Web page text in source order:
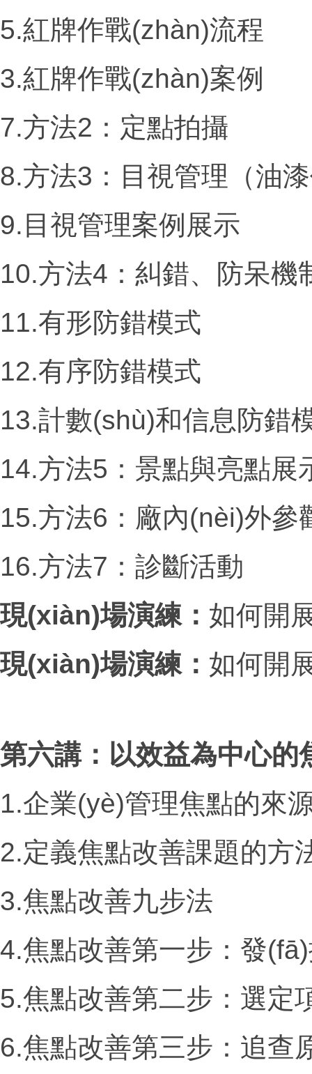
5.紅牌作戰(zhàn)流程
3.紅牌作戰(zhàn)案例
7.方法2 ：定點拍攝
8.方法3 ：目視管理（油
9.目視管理案例展示
10.方法4 ：糾錯、防呆機
11.有形防錯模式
12.有序防錯模式
13.計數(shù)和信息防錯
14.方法5 ：景點與亮點展
15.方法6 ：廠內(nèi)外參
16.方法7 ：診斷活動
現(xiàn)場演練： 如何開
現(xiàn)場演練： 如何開
第六講：以效益為中心的
1.企業(yè)管理焦點的來
2.定義焦點改善課題的方
3.焦點改善九步法
4.焦點改善第一步：發
5.焦點改善第二步：選定
6.焦點改善第三步：追查